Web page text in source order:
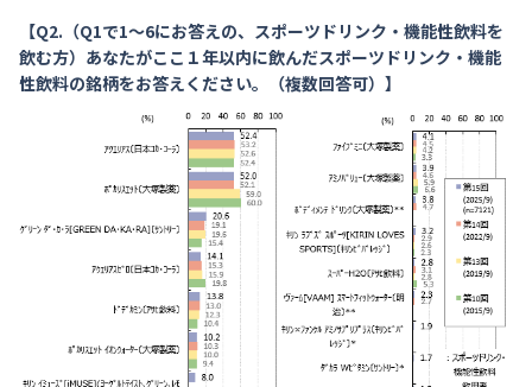
【Q2.（Q1で1～6にお答えの、スポーツドリンク・機能性飲料を
飲む方）あなたがここ１年以内に飲んだスポーツドリンク・機能
性飲料の銘柄をお答えください。（複数回答可）】